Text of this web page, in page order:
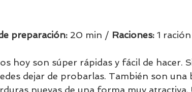
preparación: 20 min / Raciones: 1
hoy son súper rápidas y fácil de hacer.
dejar de probarlas. También son una